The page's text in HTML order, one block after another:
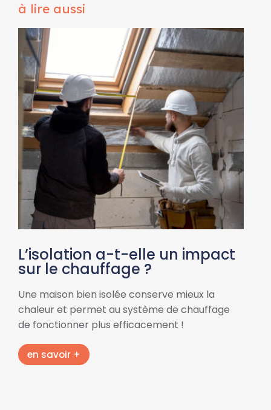
à lire aussi
L’isolation a-t-elle un impact
sur le chauffage ?
Une maison bien isolée conserve mieux la
chaleur et permet au système de chauffage
de fonctionner plus efficacement !
en savoir +